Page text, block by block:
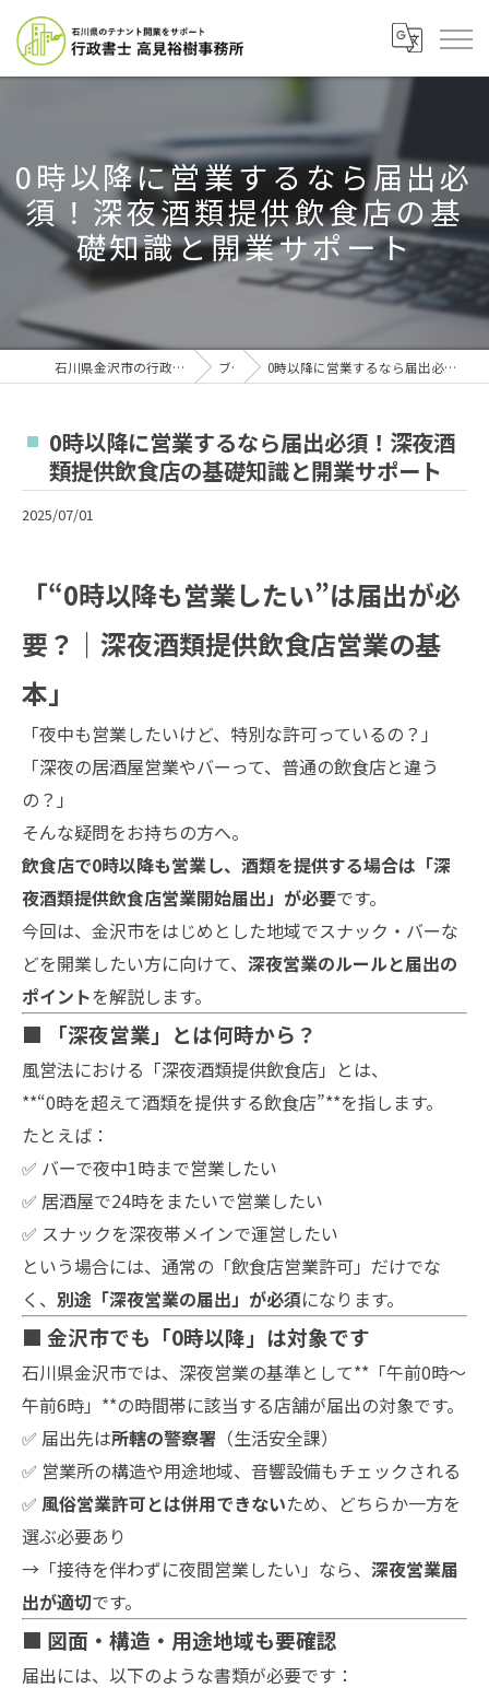
0時以降に営業するなら届出必
須！深夜酒類提供飲食店の基
礎知識と開業サポート
石川県金沢市の行政書士なら行政書士高見裕樹事務所 ブログ 0時以降に営業するなら届出必須！深夜酒類提供飲食店の基礎知識と開業サポート
0時以降に営業するなら届出必須！深夜酒
類提供飲食店の基礎知識と開業サポート
2025/07/01
「“0時以降も営業したい”は届出が必
要？｜深夜酒類提供飲食店営業の基
本」
「夜中も営業したいけど、特別な許可っているの？」
「深夜の居酒屋営業やバーって、普通の飲食店と違う
の？」
そんな疑問をお持ちの方へ。
飲食店で0時以降も営業し、酒類を提供する場合は「深
夜酒類提供飲食店営業開始届出」が必要です。
今回は、金沢市をはじめとした地域でスナック・バーな
どを開業したい方に向けて、 深夜営業のルールと届出の
ポイントを解説します。
■ 「深夜営業」とは何時から？
風営法における「深夜酒類提供飲食店」とは、
**“0時を超えて酒類を提供する飲食店”**を指します。
たとえば：
✅ バーで夜中1時まで営業したい
✅ 居酒屋で24時をまたいで営業したい
✅ スナックを深夜帯メインで運営したい
という場合には、通常の「飲食店営業許可」だけでな
く、 別途「深夜営業の届出」が必須になります。
■ 金沢市でも「0時以降」は対象です
石川県金沢市では、深夜営業の基準として**「午前0時～
午前6時」**の時間帯に該当する店舗が届出の対象です。
✅ 届出先は所轄の警察署 （生活安全課）
✅ 営業所の構造や用途地域、音響設備もチェックされる
✅ 風俗営業許可とは併用できないため、どちらか一方を
選ぶ必要あり
→「接待を伴わずに夜間営業したい」なら、 深夜営業届
出が適切です。
■ 図面・構造・用途地域も要確認
届出には、以下のような書類が必要です：